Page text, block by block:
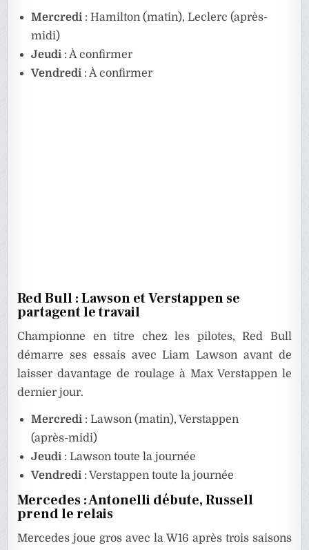
Mercredi : Hamilton (matin), Leclerc (après-
midi)
Jeudi : À confirmer
Vendredi : À confirmer
Red Bull : Lawson et Verstappen se
partagent le travail
Championne en titre chez les pilotes, Red Bull
démarre ses essais avec Liam Lawson avant de
laisser davantage de roulage à Max Verstappen le
dernier jour.
Mercredi : Lawson (matin), Verstappen
(après-midi)
Jeudi : Lawson toute la journée
Vendredi : Verstappen toute la journée
Mercedes : Antonelli débute, Russell
prend le relais
Mercedes joue gros avec la W16 après trois saisons